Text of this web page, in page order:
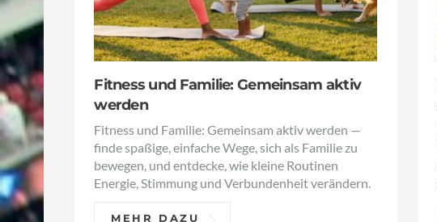
Fitness und Familie: Gemeinsam aktiv
werden
Fitness und Familie: Gemeinsam aktiv werden —
finde spaßige, einfache Wege, sich als Familie zu
bewegen, und entdecke, wie kleine Routinen
Energie, Stimmung und Verbundenheit verändern.
MEHR DAZU